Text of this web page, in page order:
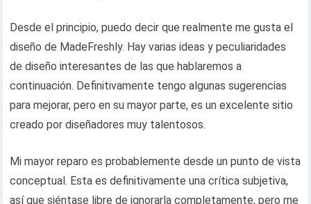
Desde el principio, puedo decir que realmente me gusta el
diseño de MadeFreshly. Hay varias ideas y peculiaridades
de diseño interesantes de las que hablaremos a
continuación. Definitivamente tengo algunas sugerencias
para mejorar, pero en su mayor parte, es un excelente sitio
creado por diseñadores muy talentosos.
Mi mayor reparo es probablemente desde un punto de vista
conceptual. Esta es definitivamente una crítica subjetiva,
así que siéntase libre de ignorarla completamente, pero me